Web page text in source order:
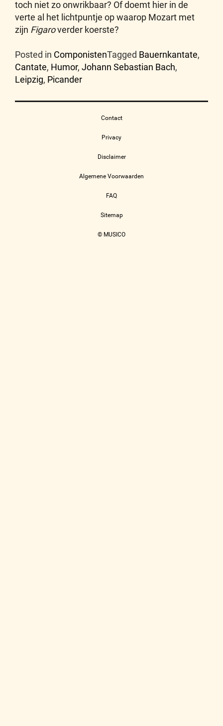
toch niet zo onwrikbaar? Of doemt hier in de
verte al het lichtpuntje op waarop Mozart met
zijn Figaroverder koerste?
Posted in ComponistenTagged Bauernkantate,
Cantate, Humor, Johann Sebastian Bach,
Leipzig, Picander
Contact
Privacy
Disclaimer
Algemene Voorwaarden
FAQ
Sitemap
© MUSICO